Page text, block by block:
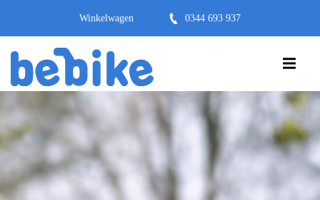
Winkelwagen 0344 693 937